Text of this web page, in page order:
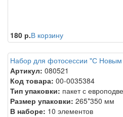
180 р.В корзину
Набор для фотосессии "С Новым
Артикул: 080521
Код товара: 00-0035384
Тип упаковки: пакет с
Размер упаковки: 265*350 мм
В наборе: 10 элементов